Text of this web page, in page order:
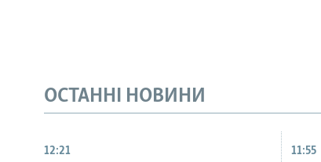
ОСТАННІ НОВИНИ
12:21 11:55